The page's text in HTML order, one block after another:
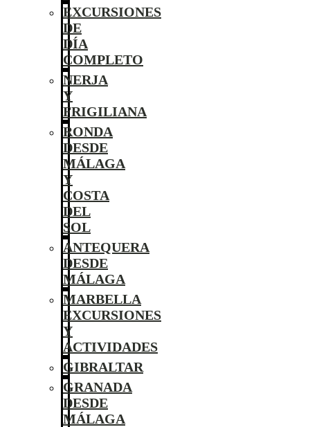
EXCURSIONES
DE
DÍA
COMPLETO
NERJA
Y
FRIGILIANA
RONDA
DESDE
MÁLAGA
Y
COSTA
DEL
SOL
ANTEQUERA
DESDE
MÁLAGA
MARBELLA
EXCURSIONES
Y
ACTIVIDADES
GIBRALTAR
GRANADA
DESDE
MÁLAGA